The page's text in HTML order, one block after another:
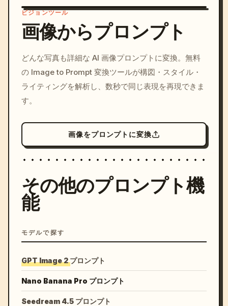
c, cyberpunk sunset, neon
colors, 8k --v 6.0
ビジョンツール
画像からプロンプト
どんな写真も詳細な AI 画像プロンプトに変換。無料
の Image to Prompt 変換ツールが構図・スタイル・
ライティングを解析し、数秒で同じ表現を再現できま
す。
画像をプロンプトに変換
その他のプロンプト機
能
モデルで探す
GPT Image 2 プロンプト
Nano Banana Pro プロンプト
Seedream 4.5 プロンプト